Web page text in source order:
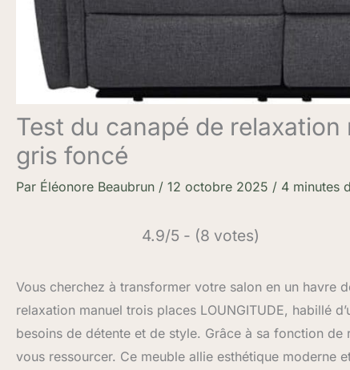
Test du canapé de
gris foncé
Par Éléonore Beaubrun / 12 octobre 2025 / 4 minutes
4.9/5 - (8 votes)
Vous cherchez à transformer votre salon en un havre
relaxation manuel trois places LOUNGITUDE, habillé
besoins de détente et de style. Grâce à sa fonction
vous ressourcer. Ce meuble allie esthétique moderne